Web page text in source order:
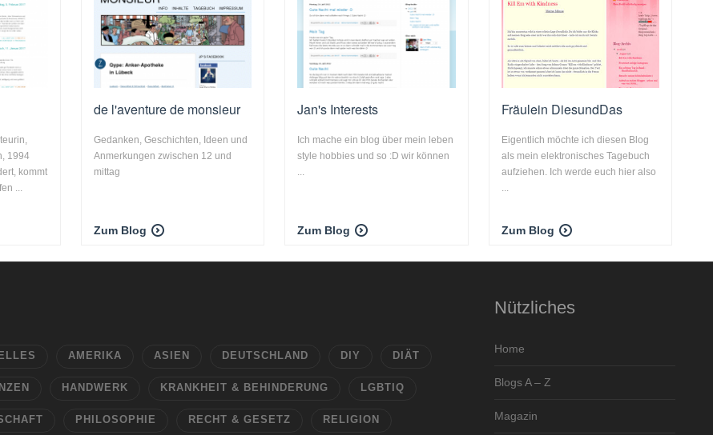
1994
kommt
...
de l'aventure de monsieur
Gedanken, Geschichten, Ideen und
Anmerkungen zwischen 12 und
mittag
Zum Blog
Jan's Interests
Ich mache ein blog über mein leben
style hobbies und so :D wir können
...
Zum Blog
Fräulein DiesundDas
Eigentlich möchte ich diesen Blog
als mein elektronisches Tagebuch
aufziehen. Ich werde euch hier also
...
Zum Blog
AMERIKA ASIEN DEUTSCHLAND DIY DIÄT
HANDWERK KRANKHEIT & BEHINDERUNG LGBTIQ
PHILOSOPHIE RECHT & GESETZ RELIGION
Nützliches
Home
Blogs A – Z
Magazin